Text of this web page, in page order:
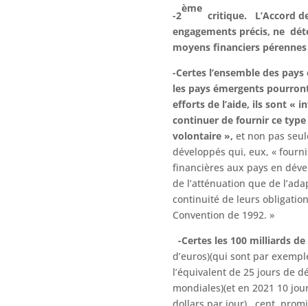
-2
ème
critique. L’Accord
engagements précis, ne
moyens financiers
-Certes l’ensemble des
les pays émergents
efforts de l’aide, ils sont «
continuer de fournir ce type
volontaire », et non pas
développés qui, eux, «
financières aux pays en
de l’atténuation que de
continuité de leurs
Convention de 1992. »
-Certes les 100 milliards
d’euros)(qui sont par
l’équivalent de 25 jours de
mondiales)(et en 2021 10